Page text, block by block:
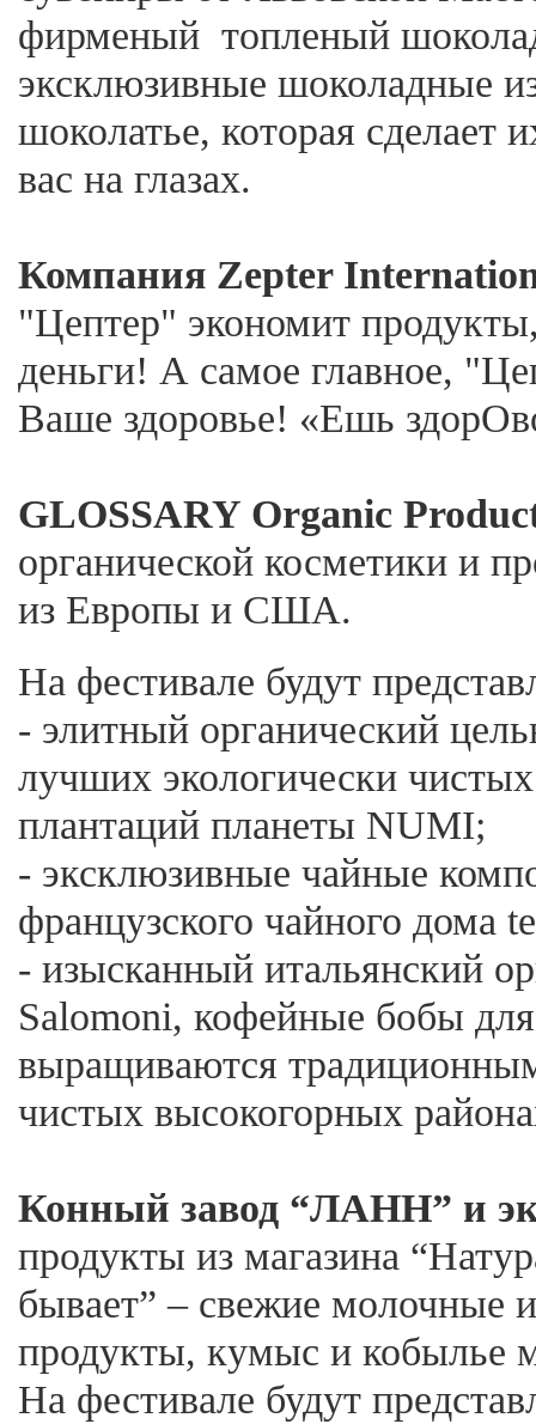
фирменый топленый
эксклюзивные шоколадные
шоколатье, которая сделает
вас на глазах.
Компания Zepter
"Цептер" экономит
деньги! А самое главное,
Ваше здоровье! «Ешь
GLOSSARY Organic
органической косметики и
из Европы и США.
На фестивале будут
- элитный органический
лучших экологически
плантаций планеты NUMI;
- эксклюзивные чайные
французского чайного дома
- изысканный итальянский
Salomoni, кофейные бобы для
выращиваются
чистых высокогорных
Конный завод “ЛАНН” и
продукты из магазина
бывает” – свежие молочные
продукты, кумыс и кобылье
На фестивале будут